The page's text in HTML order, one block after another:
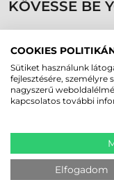
KÖVESSE BE
LEGUTÓBB
ZEBRA
ADATGYŰJTŐ
COOKIES
Sütiket használunk
fejlesztésére,
nagyszerű
kapcsolatos további
Elfogadom